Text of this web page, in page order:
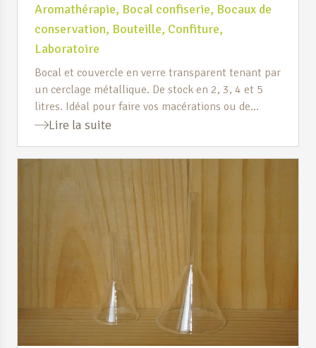
Aromathérapie, Bocal confiserie, Bocaux de
conservation, Bouteille, Confiture,
Laboratoire
Bocal et couvercle en verre transparent tenant par
un cerclage métallique. De stock en 2, 3, 4 et 5
litres. Idéal pour faire vos macérations ou de
grandes conserves.
Lire la suite